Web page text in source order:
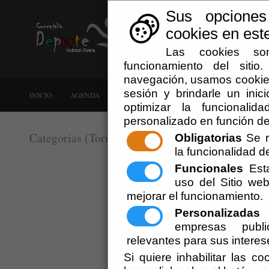
Sus
cookies en
Las cookies
funcionamiento del
navegación, usamos
sesión y brindarle un
optimizar la
personalizado en función
Obligatorias Se
la funcionalidad
Funcionales
uso del Sitio
mejorar el funcionamiento.
Personalizadas
empresas
relevantes para sus
Si quiere inhabilitar las
INICIO AGENDA NOTICIAS ESCUELAS DEPORTIVAS
Categorias (Torneo Futbol Base Villa de
CATEGORÍAS CHUPETE
Estadio "El
CHUPETE